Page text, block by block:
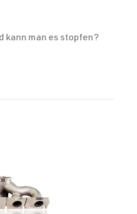
kann man es stopfen?